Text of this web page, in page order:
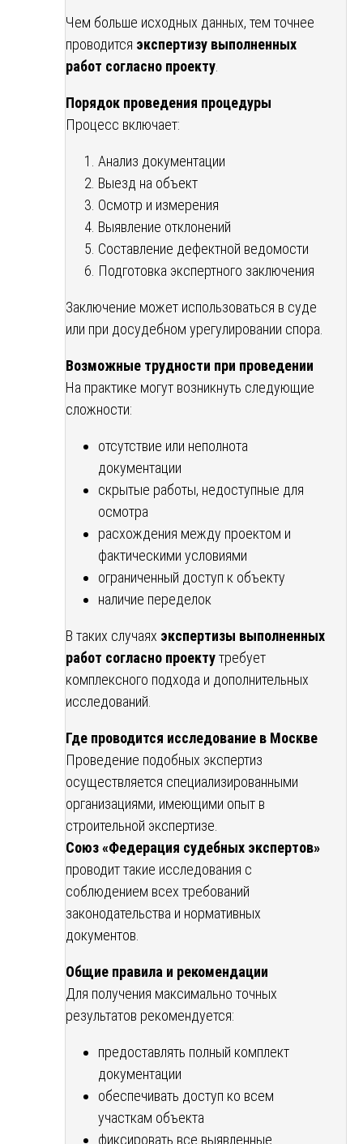
Чем больше исходных данных, тем точнее
проводится экспертизу выполненных
работ согласно проекту
Порядок проведения процедуры
Процесс включает:
Анализ документации
Выезд на объект
Осмотр и измерения
Выявление отклонений
Составление дефектной ведомости
Подготовка экспертного заключения
Заключение может использоваться в суде
или при досудебном урегулировании спора.
Возможные трудности при проведении
На практике могут возникнуть следующие
сложности:
отсутствие или неполнота
документации
скрытые работы, недоступные для
осмотра
расхождения между проектом и
фактическими условиями
ограниченный доступ к объекту
наличие переделок
В таких случаях экспертизы выполненных
работ согласно проектутребует
комплексного подхода и дополнительных
исследований.
Где проводится исследование в Москве
Проведение подобных экспертиз
осуществляется специализированными
организациями, имеющими опыт в
строительной экспертизе.
Союз «Федерация судебных экспертов»
проводит такие исследования с
соблюдением всех требований
законодательства и нормативных
документов.
Общие правила и рекомендации
Для получения максимально точных
результатов рекомендуется:
предоставлять полный комплект
документации
обеспечивать доступ ко всем
участкам объекта
фиксировать все выявленные